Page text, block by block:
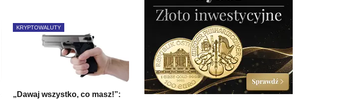
KRYPTOWALUTY
„Dawaj wszystko, co masz!”: